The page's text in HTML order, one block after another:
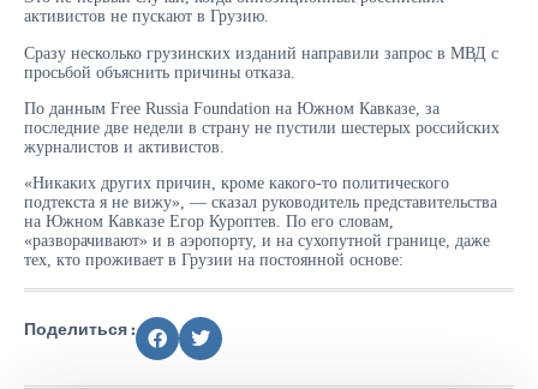
активистов не пускают в Грузию.
Сразу несколько грузинских изданий направили запрос в МВД с
просьбой объяснить причины отказа.
По данным Free Russia Foundation на Южном Кавказе, за
последние две недели в страну не пустили шестерых российских
журналистов и активистов.
«Никаких других причин, кроме какого-то политического
подтекста я не вижу», — сказал руководитель представительства
на Южном Кавказе Егор Куроптев. По его словам,
«разворачивают» и в аэропорту, и на сухопутной границе, даже
тех, кто проживает в Грузии на постоянной основе:
Поделиться :